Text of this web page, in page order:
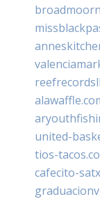
united-
tios-
cafecito-